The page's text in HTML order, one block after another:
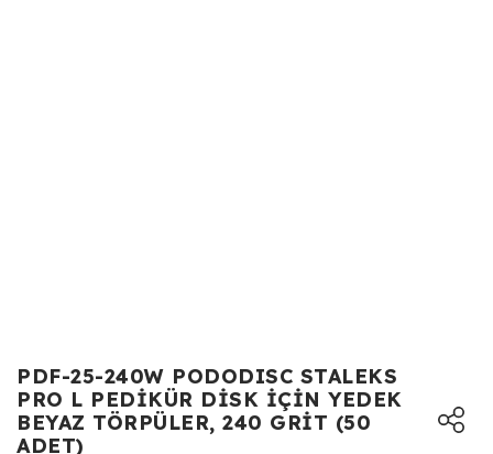
PDF-25-240W PODODISC STALEKS
PRO L PEDİKÜR DİSK İÇİN YEDEK
BEYAZ TÖRPÜLER, 240 GRİT (50
ADET)